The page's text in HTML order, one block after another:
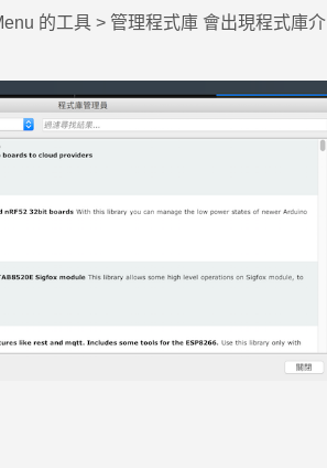
的工具 > 管理程式庫 會出現程式庫介